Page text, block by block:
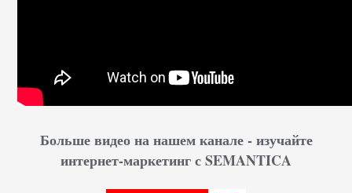
Больше видео на нашем канале - изучайте
интернет-маркетинг с SEMANTICA